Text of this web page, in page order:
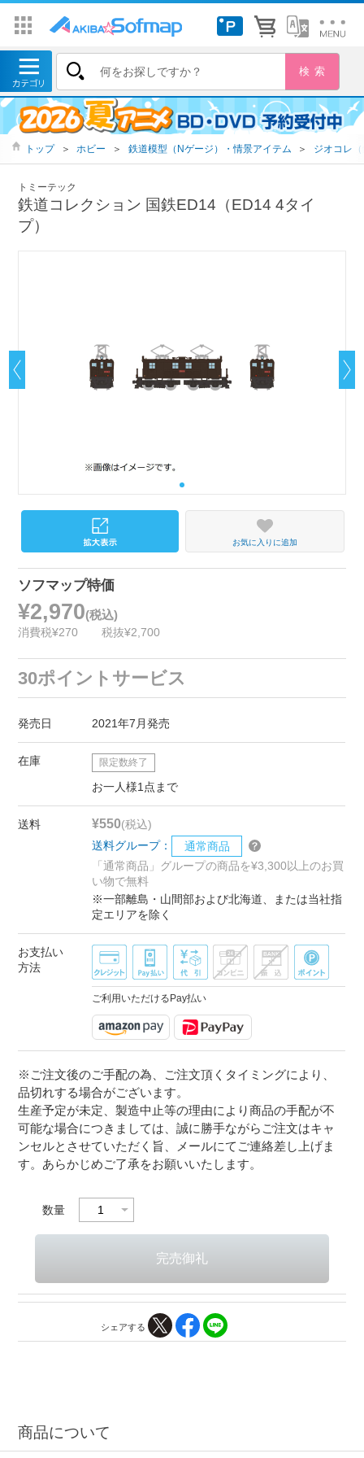
トップ ＞ ホビー ＞ 鉄道模型（Nゲージ）・情景アイテム ＞ ジオコレ
トミーテック
鉄道コレクション 国鉄ED14（ED14 4タイ
プ）
お気に入りに追加
ソフマップ特価
¥2,970(税込)
消費税¥270 税抜¥2,700
30ポイントサービス
発売日 2021年7月発売
在庫 限定数終了
お一人様1点まで
送料 ¥550(税込)
送料グループ：
通常商品
「通常商品」グループの商品を¥3,300以上のお買
い物で無料
※一部離島・山間部および北海道、または当社指
定エリアを除く
お支払い
方法
ご利用いただけるPay払い
※ご注文後のご手配の為、ご注文頂くタイミングにより、
品切れする場合がございます。
生産予定が未定、製造中止等の理由により商品の手配が不
可能な場合につきましては、誠に勝手ながらご注文はキャ
ンセルとさせていただく旨、メールにてご連絡差し上げま
す。あらかじめご了承をお願いいたします。
数量
シェアする
商品について